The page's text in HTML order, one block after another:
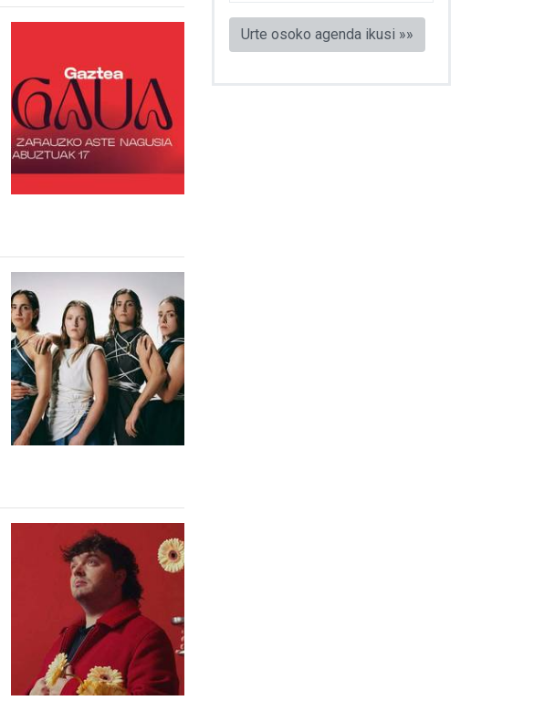
Urte osoko agenda ikusi »»